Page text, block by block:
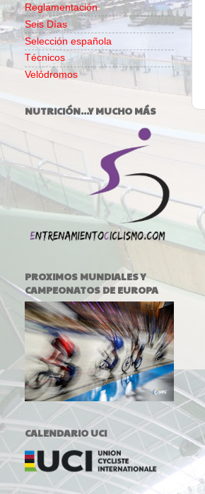
Reglamentación
Seis Días
Selección española
Técnicos
Velódromos
NUTRICIÓN...Y MUCHO MÁS
PROXIMOS MUNDIALES Y
CAMPEONATOS DE EUROPA
CALENDARIO UCI